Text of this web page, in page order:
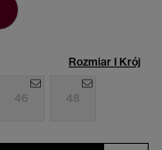
Rozmiar I Krój
46 48